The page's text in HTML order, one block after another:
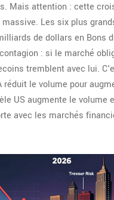
Mais attention : cette
Les six plus
de dollars en Bons
: si le marché
tremblent avec lui.
réduit le volume pour
US augmente le volume
avec les marchés